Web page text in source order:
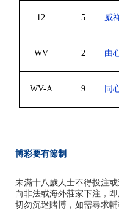
12 5 威
WV 2 由
WV-A 9 同
博彩要有節制
未滿十八歲人士不得投注或
向非法或海外莊家下注，
切勿沉迷賭博，如需尋求